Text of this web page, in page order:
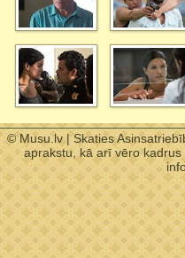
© Musu.lv | Skaties
aprakstu, kā arī vēro